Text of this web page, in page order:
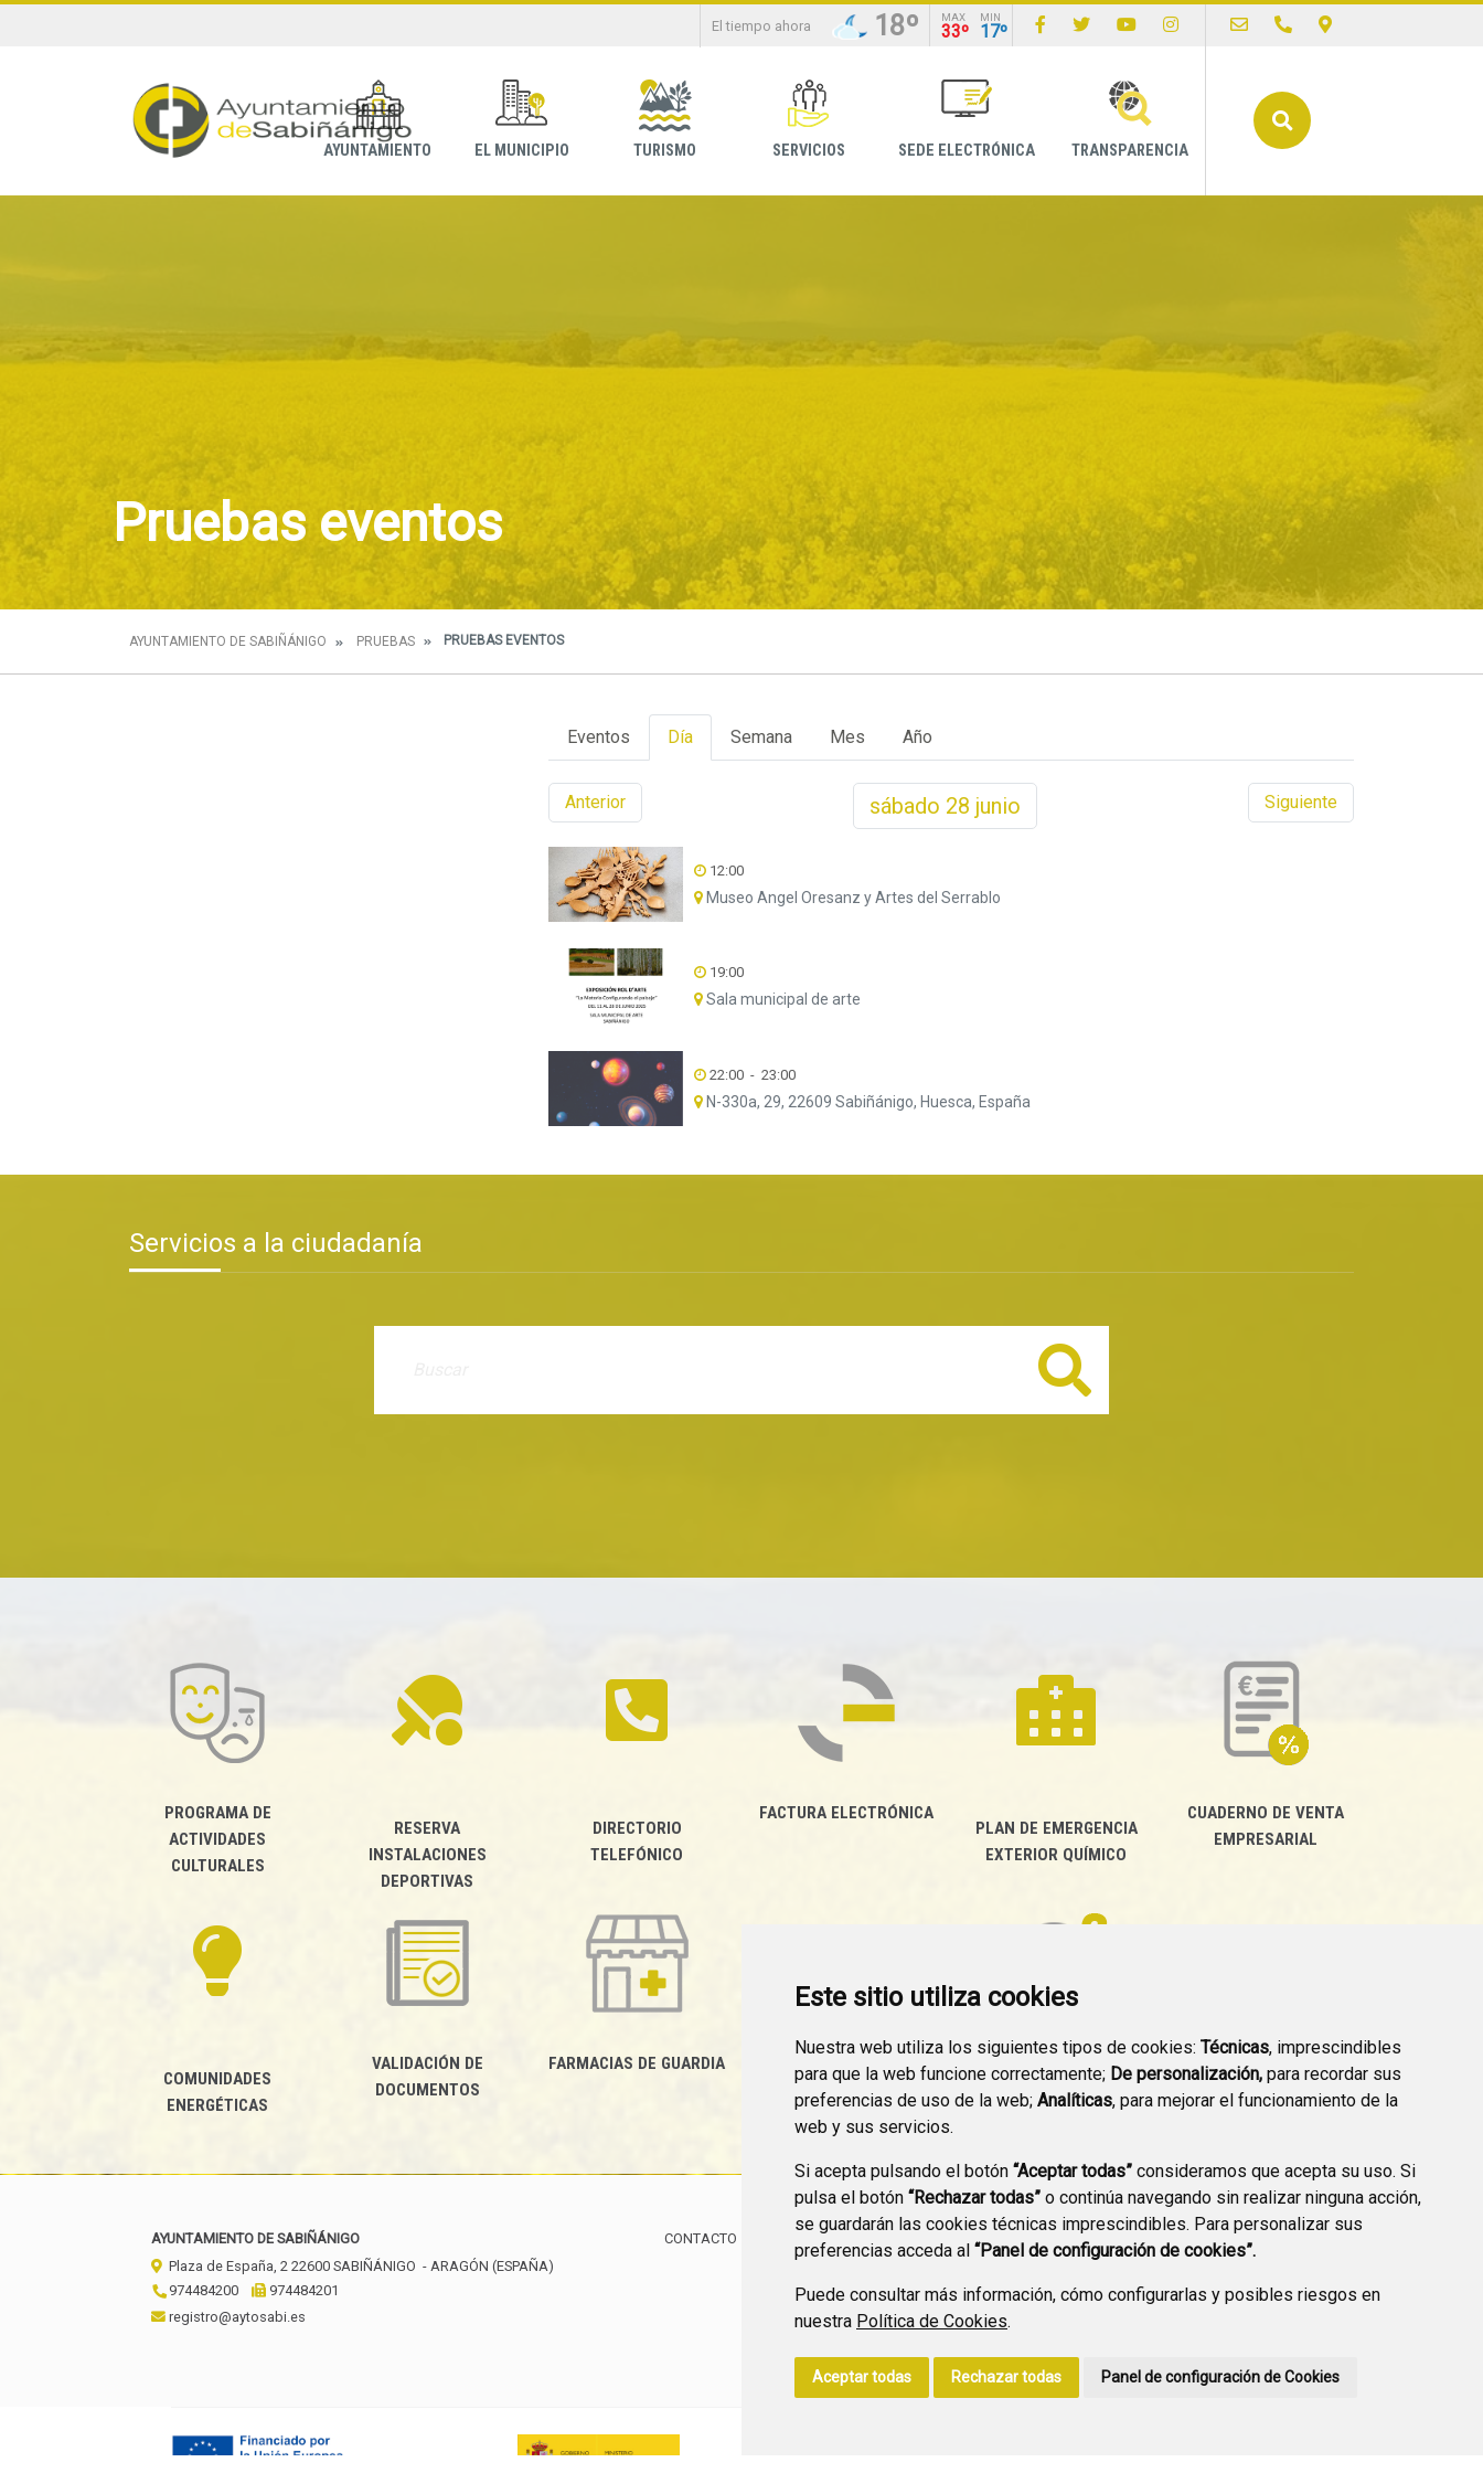
Este sitio utiliza cookies
Nuestra web utiliza los siguientes tipos de cookies: Técnicas, imprescindibles
para que la web funcione correctamente; De personalización, para recordar sus
preferencias de uso de la web; Analíticas, para mejorar el funcionamiento de la
web y sus servicios.
Si acepta pulsando el botón “Aceptar todas” consideramos que acepta su uso. Si
pulsa el botón “Rechazar todas” o continúa navegando sin realizar ninguna acción,
se guardarán las cookies técnicas imprescindibles. Para personalizar sus
preferencias acceda al “Panel de configuración de cookies”.
Puede consultar más información, cómo configurarlas y posibles riesgos en
nuestra Política de Cookies.
Aceptar todas Rechazar todas Panel de configuración de Cookies
El tiempo ahora 18º MAX
33º
MIN
17º
AYUNTAMIENTO EL MUNICIPIO TURISMO SERVICIOS SEDE ELECTRÓNICA TRANSPARENCIA
Pruebas eventos
AYUNTAMIENTO DE SABIÑÁNIGO PRUEBAS PRUEBAS EVENTOS
Eventos Día Semana Mes Año
Anterior sábado 28 junio Siguiente
12:00
Museo Angel Oresanz y Artes del Serrablo
19:00
Sala municipal de arte
22:00 - 23:00
N-330a, 29, 22609 Sabiñánigo, Huesca, España
Servicios a la ciudadanía
Buscar
PROGRAMA DE
ACTIVIDADES
CULTURALES
RESERVA
INSTALACIONES
DEPORTIVAS
DIRECTORIO
TELEFÓNICO
FACTURA ELECTRÓNICA
PLAN DE EMERGENCIA
EXTERIOR QUÍMICO
CUADERNO DE VENTA
EMPRESARIAL
COMUNIDADES
ENERGÉTICAS
VALIDACIÓN DE
DOCUMENTOS
FARMACIAS DE GUARDIA
CANAL YOUTUBE
PREGUNTAS
FRECUENTES
PLAN DE ACCIÓN LOCAL
2030
AYUNTAMIENTO DE SABIÑÁNIGO
Plaza de España, 2 22600 SABIÑÁNIGO - ARAGÓN (ESPAÑA)
974484200
974484201
registro@aytosabi.es
CONTACTO POLÍTICA DE PRIVACIDAD ACCESIBILIDAD POLÍTICA DE COOKIES